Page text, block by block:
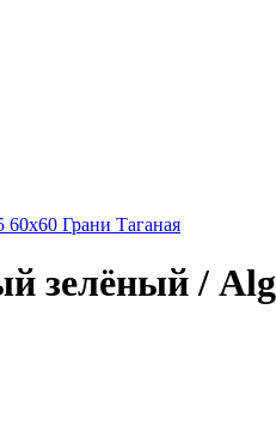
Грани Таганая
зелёный /